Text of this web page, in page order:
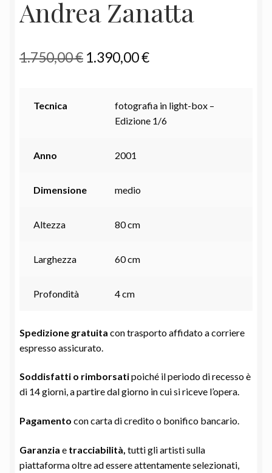
Andrea Zanatta
1.750,00€ Il
originale
1.390,00€Il
attuale
è:
Tecnica
fotografia in light-box –
Edizione 1/6
Anno 2001
Dimensione medio
Altezza 80 cm
Larghezza 60 cm
Profondità 4 cm
Spedizione gratuita con trasporto affidato a corriere
espresso assicurato.
Soddisfatti o rimborsatipoiché il periodo di recesso è
di 14 giorni, a partire dal giorno in cui si riceve l’opera.
Pagamento con carta di credito o bonifico bancario.
Garanzia e tracciabilità, tutti gli artisti sulla
piattaforma oltre ad essere attentamente selezionati,